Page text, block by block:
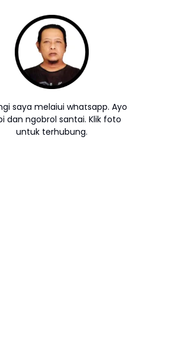
saya melalui whatsapp. Ayo
dan ngobrol santai. Klik foto
untuk terhubung.